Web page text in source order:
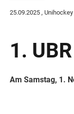
25.09.2025 ,
1.
Am Samstag, 1.